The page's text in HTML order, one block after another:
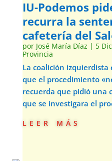
IU-Podemos
recurra la
cafetería del
por José María Díaz | 5
Provincia
La coalición
que el procedimiento
recuerda que pidió una
que se investigara el
leer más